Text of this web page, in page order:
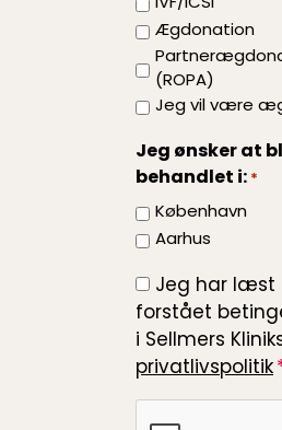
IVF/ICSI
Ægdonation
(ROPA)
Jeg vil være
Jeg ønsker at
behandlet i: *
København
Aarhus
Jeg har læst
forstået
i Sellmers
privatlivspolitik